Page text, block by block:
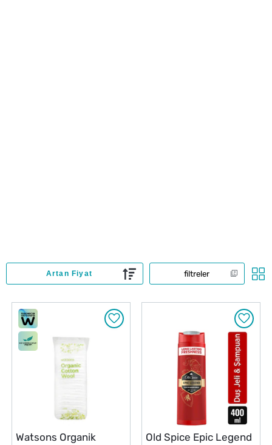
filtreler
Watsons Organik
Old Spice Epic Legend